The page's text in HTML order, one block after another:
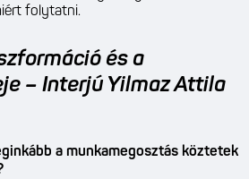
folytatni.
és a
– Interjú Yilmaz Attila
a munkamegosztás köztetek